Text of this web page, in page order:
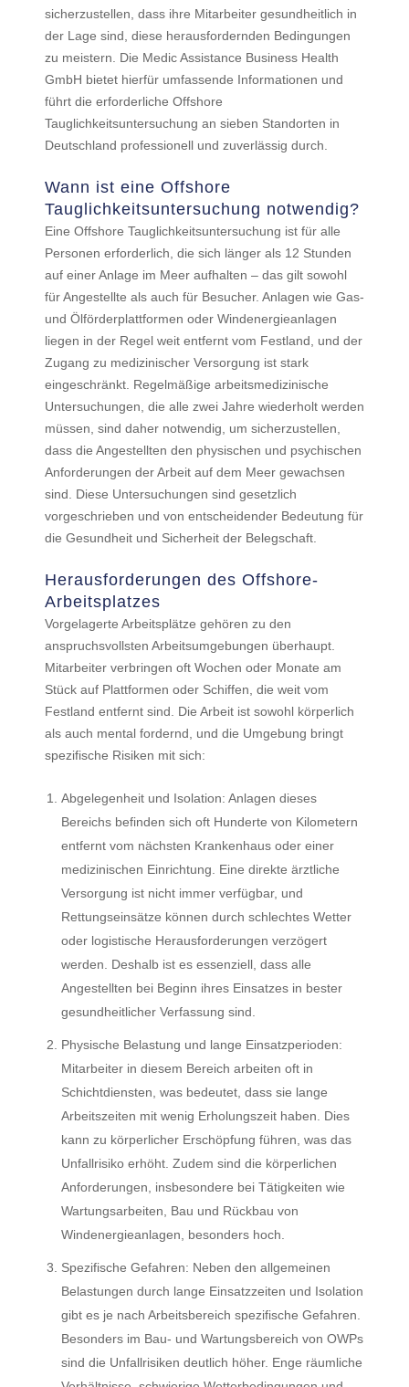
sicherzustellen, dass ihre Mitarbeiter gesundheitlich in
der Lage sind, diese herausfordernden Bedingungen
zu meistern. Die Medic Assistance Business Health
GmbH bietet hierfür umfassende Informationen und
führt die erforderliche Offshore
Tauglichkeitsuntersuchung an sieben Standorten in
Deutschland professionell und zuverlässig durch.
Wann ist eine Offshore
Tauglichkeitsuntersuchung notwendig?
Eine Offshore Tauglichkeitsuntersuchung ist für alle
Personen erforderlich, die sich länger als 12 Stunden
auf einer Anlage im Meer aufhalten – das gilt sowohl
für Angestellte als auch für Besucher. Anlagen wie Gas-
und Ölförderplattformen oder Windenergieanlagen
liegen in der Regel weit entfernt vom Festland, und der
Zugang zu medizinischer Versorgung ist stark
eingeschränkt. Regelmäßige arbeitsmedizinische
Untersuchungen, die alle zwei Jahre wiederholt werden
müssen, sind daher notwendig, um sicherzustellen,
dass die Angestellten den physischen und psychischen
Anforderungen der Arbeit auf dem Meer gewachsen
sind. Diese Untersuchungen sind gesetzlich
vorgeschrieben und von entscheidender Bedeutung für
die Gesundheit und Sicherheit der Belegschaft.
Herausforderungen des Offshore-
Arbeitsplatzes
Vorgelagerte Arbeitsplätze gehören zu den
anspruchsvollsten Arbeitsumgebungen überhaupt.
Mitarbeiter verbringen oft Wochen oder Monate am
Stück auf Plattformen oder Schiffen, die weit vom
Festland entfernt sind. Die Arbeit ist sowohl körperlich
als auch mental fordernd, und die Umgebung bringt
spezifische Risiken mit sich:
Abgelegenheit und Isolation: Anlagen dieses
Bereichs befinden sich oft Hunderte von Kilometern
entfernt vom nächsten Krankenhaus oder einer
medizinischen Einrichtung. Eine direkte ärztliche
Versorgung ist nicht immer verfügbar, und
Rettungseinsätze können durch schlechtes Wetter
oder logistische Herausforderungen verzögert
werden. Deshalb ist es essenziell, dass alle
Angestellten bei Beginn ihres Einsatzes in bester
gesundheitlicher Verfassung sind.
Physische Belastung und lange Einsatzperioden:
Mitarbeiter in diesem Bereich arbeiten oft in
Schichtdiensten, was bedeutet, dass sie lange
Arbeitszeiten mit wenig Erholungszeit haben. Dies
kann zu körperlicher Erschöpfung führen, was das
Unfallrisiko erhöht. Zudem sind die körperlichen
Anforderungen, insbesondere bei Tätigkeiten wie
Wartungsarbeiten, Bau und Rückbau von
Windenergieanlagen, besonders hoch.
Spezifische Gefahren: Neben den allgemeinen
Belastungen durch lange Einsatzzeiten und Isolation
gibt es je nach Arbeitsbereich spezifische Gefahren.
Besonders im Bau- und Wartungsbereich von OWPs
sind die Unfallrisiken deutlich höher. Enge räumliche